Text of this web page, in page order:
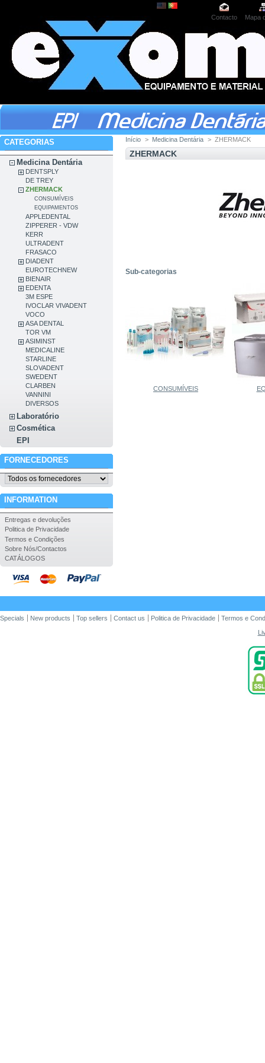
Contacto Mapa
CATEGORIAS
Medicina Dentária
DENTSPLY
DE TREY
ZHERMACK
CONSUMÍVEIS
EQUIPAMENTOS
APPLEDENTAL
ZIPPERER - VDW
KERR
ULTRADENT
FRASACO
DIADENT
EUROTECHNEW
BIENAIR
EDENTA
3M ESPE
IVOCLAR VIVADENT
VOCO
ASA DENTAL
TOR VM
ASIMINST
MEDICALINE
STARLINE
SLOVADENT
SWEDENT
CLARBEN
VANNINI
DIVERSOS
Laboratório
Cosmética
EPI
FORNECEDORES
INFORMATION
Entregas e devoluções
Politica de Privacidade
Termos e Condições
Sobre Nós/Contactos
CATÁLOGOS
Início > Medicina Dentária > ZHERMACK
ZHERMACK
Sub-categorias
CONSUMÍVEIS
Specials New products Top sellers Contact us Politica de Privacidade
Termos e